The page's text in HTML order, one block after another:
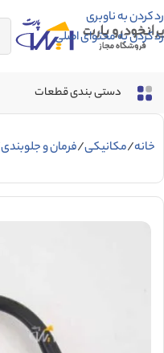
رد کردن به ناوبری
رد کردن به محتوای اصلی
دستی بندی قطعات
خانه مکانیکی فرمان و جلوبندی